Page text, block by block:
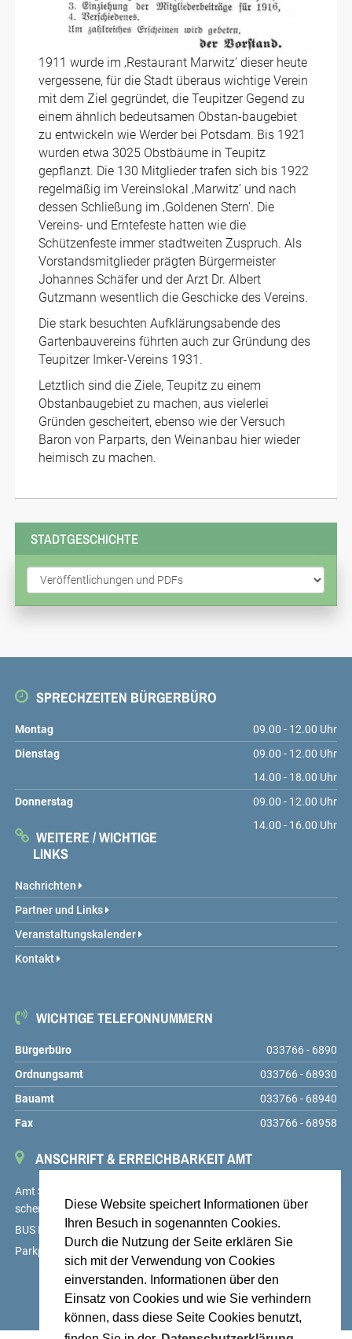
Diese Website speichert Informationen über
Ihren Besuch in sogenannten Cookies.
Durch die Nutzung der Seite erklären Sie
sich mit der Verwendung von Cookies
einverstanden. Informationen über den
Einsatz von Cookies und wie Sie verhindern
können, dass diese Seite Cookies benutzt,
1911 wurde im ‚Restaurant Marwitz’ dieser heute
vergessene, für die Stadt überaus wichtige Verein
mit dem Ziel gegründet, die Teupitzer Gegend zu
einem ähnlich bedeutsamen Obstan-baugebiet
zu entwickeln wie Werder bei Potsdam. Bis 1921
wurden etwa 3025 Obstbäume in Teupitz
gepflanzt. Die 130 Mitglieder trafen sich bis 1922
regelmäßig im Vereinslokal ‚Marwitz’ und nach
dessen Schließung im ‚Goldenen Stern’. Die
Vereins- und Erntefeste hatten wie die
Schützenfeste immer stadtweiten Zuspruch. Als
Vorstandsmitglieder prägten Bürgermeister
Johannes Schäfer und der Arzt Dr. Albert
Gutzmann wesentlich die Geschicke des Vereins.
Die stark besuchten Aufklärungsabende des
Gartenbauvereins führten auch zur Gründung des
Teupitzer Imker-Vereins 1931.
Letztlich sind die Ziele, Teupitz zu einem
Obstanbaugebiet zu machen, aus vielerlei
Gründen gescheitert, ebenso wie der Versuch
Baron von Parparts, den Weinanbau hier wieder
heimisch zu machen.
STADTGESCHICHTE
SPRECHZEITEN BÜRGERBÜRO
Montag
09.00 - 12.00 Uhr
Dienstag
09.00 - 12.00 Uhr
14.00 - 18.00 Uhr
Donnerstag
09.00 - 12.00 Uhr
14.00 - 16.00 Uhr
WEITERE / WICHTIGE
LINKS
Nachrichten
Partner und Links
Veranstaltungskalender
Kontakt
WICHTIGE TELEFONNUMMERN
Bürgerbüro
033766 - 6890
Ordnungsamt
033766 - 68930
Bauamt
033766 - 68940
Fax
033766 - 68958
ANSCHRIFT & ERREICHBARKEIT AMT
Amt Schenkenländchen, Markt 9, 15755 Teupitz,
schenkenlaendchen.de
BUS Linien 725, 726 und 727, Haltestelle Teupitz, Markt
Parkplätze auf dem Hof des Amtes sowie am Markt